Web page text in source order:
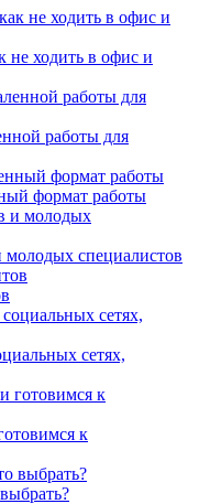
не ходить в офис и
работы для
формат работы
молодых специалистов
сетях,
к